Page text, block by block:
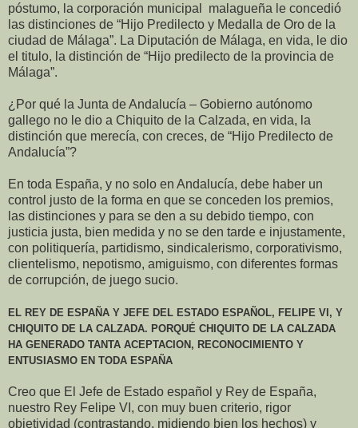
póstumo, la corporación municipal malagueña le concedió
las distinciones de “Hijo Predilecto y Medalla de Oro de la
ciudad de Málaga”. La Diputación de Málaga, en vida, le dio
el titulo, la distinción de “Hijo predilecto de la provincia de
Málaga”.
¿Por qué la Junta de Andalucía – Gobierno autónomo
gallego no le dio a Chiquito de la Calzada, en vida, la
distinción que merecía, con creces, de “Hijo Predilecto de
Andalucía”?
En toda España, y no solo en Andalucía, debe haber un
control justo de la forma en que se conceden los premios,
las distinciones y para se den a su debido tiempo, con
justicia justa, bien medida y no se den tarde e injustamente,
con politiquería, partidismo, sindicalerismo, corporativismo,
clientelismo, nepotismo, amiguismo, con diferentes formas
de corrupción, de juego sucio.
EL REY DE ESPAÑA Y JEFE DEL ESTADO ESPAÑOL, FELIPE VI, Y
CHIQUITO DE LA CALZADA. PORQUÉ CHIQUITO DE LA CALZADA
HA GENERADO TANTA ACEPTACION, RECONOCIMIENTO Y
ENTUSIASMO EN TODA ESPAÑA
Creo que El Jefe de Estado español y Rey de España,
nuestro Rey Felipe VI, con muy buen criterio, rigor
objetividad (contrastando, midiendo bien los hechos) y